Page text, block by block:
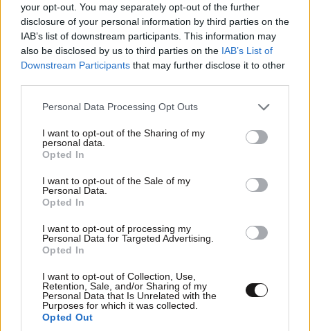
your opt-out. You may separately opt-out of the further
disclosure of your personal information by third parties on the
IAB’s list of downstream participants. This information may
also be disclosed by us to third parties on the IAB’s List of
Downstream Participants that may further disclose it to other
Please note that this website/app uses one or more Google
not limited to your visit or usage behaviour. You may click to
grant or deny consent to Google and its third-party tags to
use your data for below specified purposes in below Google
consent section.
Personal Data Processing Opt Outs
I want to opt-out of the Sharing of my
personal data.
Opted In
I want to opt-out of the Sale of my
Personal Data.
Opted In
I want to opt-out of processing my
Personal Data for Targeted Advertising.
Opted In
I want to opt-out of Collection, Use,
Retention, Sale, and/or Sharing of my
Personal Data that Is Unrelated with the
Purposes for which it was collected.
Opted Out
Xαρακτήρες: 0/1000
ΠΡΟΣΘΗΚΗ